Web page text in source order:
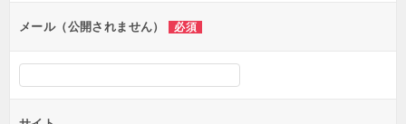
ンメール（公開されません） 必須